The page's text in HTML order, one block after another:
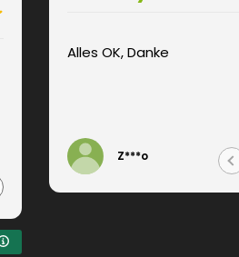
Super Service, hochwertige
Alles OK, Danke
Z***o